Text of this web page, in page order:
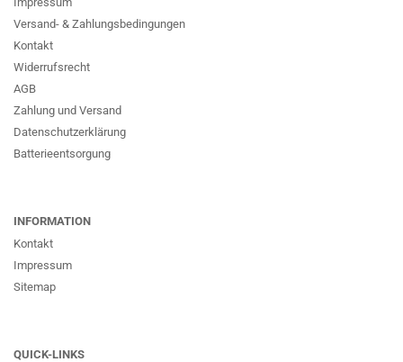
Versand- & Zahlungsbedingungen
Kontakt
Widerrufsrecht
AGB
Zahlung und Versand
Datenschutzerklärung
Batterieentsorgung
INFORMATION
Kontakt
Impressum
Sitemap
QUICK-LINKS